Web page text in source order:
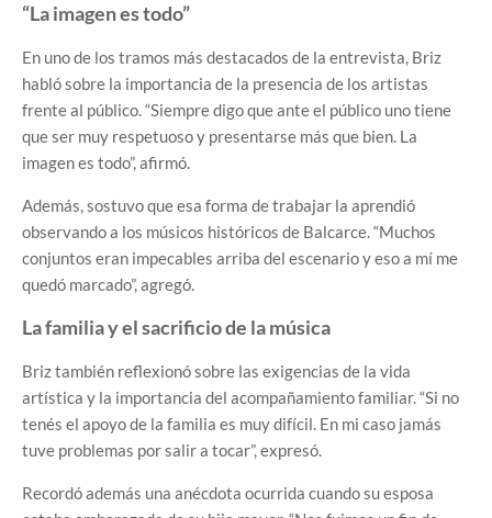
“La imagen es todo”
En uno de los tramos más destacados de la entrevista, Briz
habló sobre la importancia de la presencia de los artistas
frente al público. “Siempre digo que ante el público uno tiene
que ser muy respetuoso y presentarse más que bien. La
imagen es todo”, afirmó.
Además, sostuvo que esa forma de trabajar la aprendió
observando a los músicos históricos de Balcarce. “Muchos
conjuntos eran impecables arriba del escenario y eso a mí me
quedó marcado”, agregó.
La familia y el sacrificio de la música
Briz también reflexionó sobre las exigencias de la vida
artística y la importancia del acompañamiento familiar. “Si no
tenés el apoyo de la familia es muy difícil. En mi caso jamás
tuve problemas por salir a tocar”, expresó.
Recordó además una anécdota ocurrida cuando su esposa